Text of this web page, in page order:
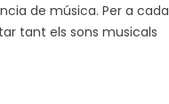
de música. Per a cada
tant els sons musicals